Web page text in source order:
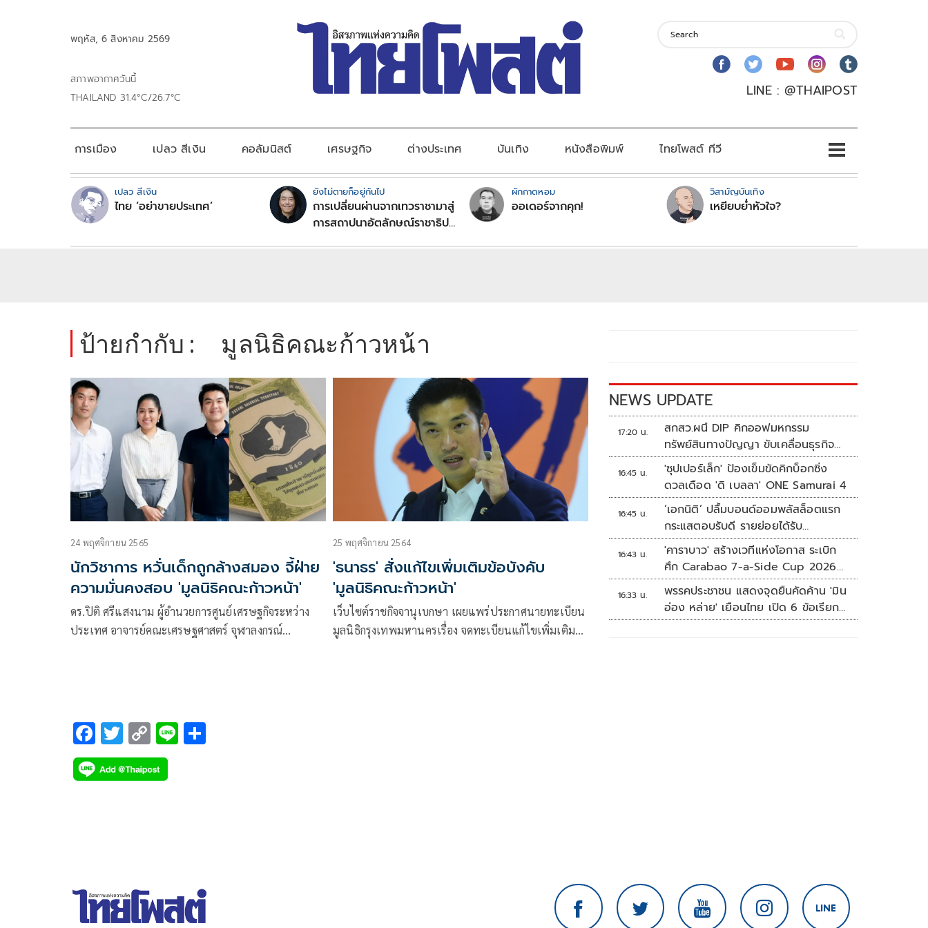
พฤหัส, 6 สิงหาคม 2569
สภาพอากาศวันนี้
THAILAND 31.4°C/26.7°C
LINE : @THAIPOST
การเมือง เปลว สีเงิน คอลัมนิสต์ เศรษฐกิจ ต่างประเทศ บันเทิง หนังสือพิมพ์ ไทยโพสต์ ทีวี
เปลว สีเงิน
ไทย ‘อย่าขายประเทศ’
ยังไม่ตายก็อยู่กันไป
การเปลี่ยนผ่านจากเทวราชามาสู่
การสถาปนาอัตลักษณ์ราชาธิป
ผักกาดหอม
ออเดอร์จากคุก!
วิสามัญบันเทิง
เหยียบย่ำหัวใจ?
ป้ายกำกับ : มูลนิธิคณะก้าวหน้า
24 พฤศจิกายน 2565
นักวิชาการ หวั่นเด็กถูกล้างสมอง จี้ฝ่าย
ความมั่นคงสอบ 'มูลนิธิคณะก้าวหน้า'
ดร.ปิติ ศรีแสงนาม ผู้อำนวยการศูนย์เศรษฐกิจระหว่าง
ประเทศ อาจารย์คณะเศรษฐศาสตร์ จุฬาลงกรณ์
25 พฤศจิกายน 2564
'ธนาธร' สั่งแก้ไขเพิ่มเติมข้อบังคับ
'มูลนิธิคณะก้าวหน้า'
เว็บไซต์ราชกิจจานุเบกษา เผยแพร่ประกาศนายทะเบียน
มูลนิธิกรุงเทพมหานครเรื่อง จดทะเบียนแก้ไขเพิ่มเติม
F
ac
e
T
wi
tt
C
o
p
Li
NEWS UPDATE
17:20 น.
สกสว.ผนึ DIP คิกออฟมหกรรม
ทรัพย์สินทางปัญญา ขับเคลื่อนธุรกิจ
ไทยสู่อนาคต
16:45 น.
'ซุปเปอร์เล็ก' ป้องเข็มขัดคิกบ็อกซิ่ง
ดวลเดือด 'ดิ เบลลา' ONE Samurai 4
16:45 น.
‘เอกนิติ’ ปลื้มบอนด์ออมพลัสล็อตแรก
กระแสตอบรับดี รายย่อยได้รับ
จัดสรร2.2หมื่นคน เปิดจองรอบใหม่
ก.ย.นี้
16:43 น.
'คาราบาว' สร้างเวทีแห่งโอกาส ระเบิก
ศึก Carabao 7-a-Side Cup 2026
หาแชมป์ดูบอลที่เวมบลีย์
16:33 น.
พรรคประชาชน แสดงจุดยืนคัดค้าน 'มิน
อ่อง หล่าย' เยือนไทย เปิด 6 ข้อเรียก
ร้องรัฐสภา-รัฐบาล